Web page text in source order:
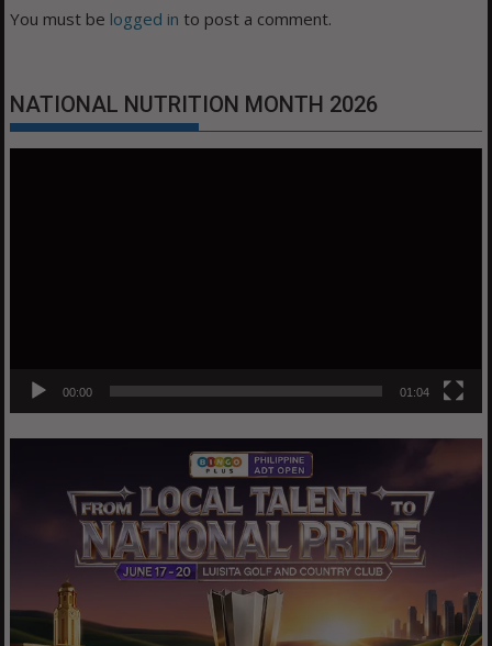
You must be logged in to post a comment.
NATIONAL NUTRITION MONTH 2026
00:00 01:04